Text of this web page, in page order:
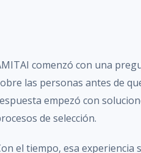
comenzó con una
las personas antes de
empezó con
de selección.
el tiempo, esa experiencia